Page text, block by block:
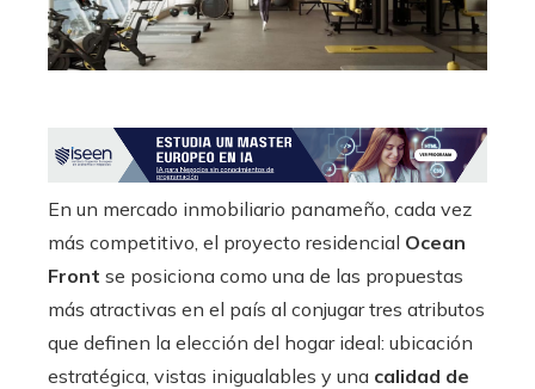
En un mercado inmobiliario panameño, cada vez
más competitivo, el proyecto residencial Ocean
Front se posiciona como una de las propuestas
más atractivas en el país al conjugar tres atributos
que definen la elección del hogar ideal: ubicación
estratégica, vistas inigualables y una calidad de